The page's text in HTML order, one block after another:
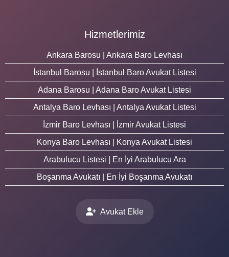
Hizmetlerimiz
Ankara Barosu | Ankara Baro Levhası
İstanbul Barosu | İstanbul Baro Avukat Listesi
Adana Barosu | Adana Baro Avukat Listesi
Antalya Baro Levhası | Antalya Avukat Listesi
İzmir Baro Levhası | İzmir Avukat Listesi
Konya Baro Levhası | Konya Avukat Listesi
Arabulucu Listesi | En İyi Arabulucu Ara
Boşanma Avukatı | En İyi Boşanma Avukatı
Avukat Ekle